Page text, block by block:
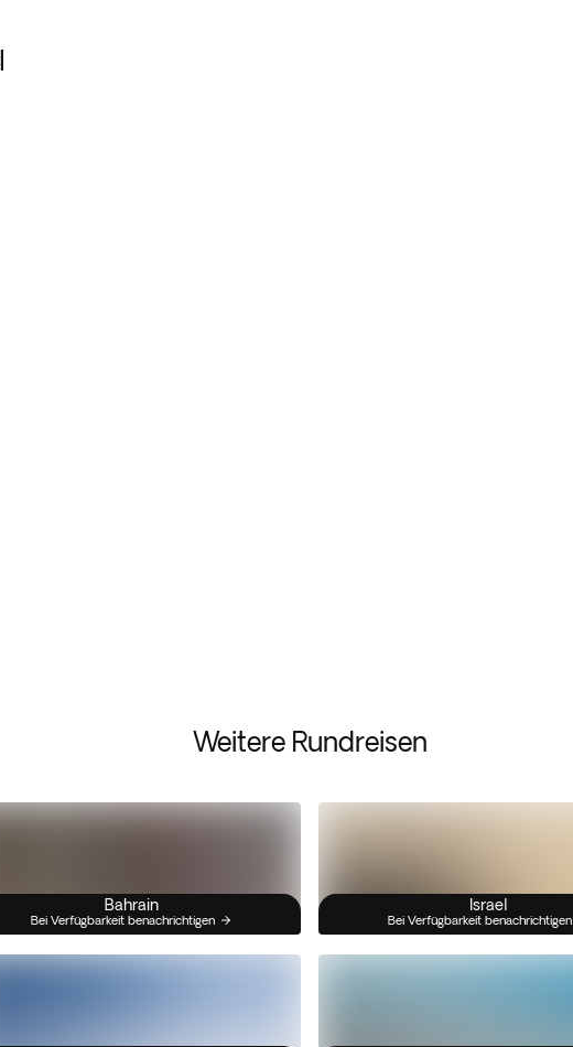
Weitere Rundreisen
Bahrain
Bei Verfügbarkeit benachrichtigen
Israel
Bei Verfügbarkeit benachrichtigen